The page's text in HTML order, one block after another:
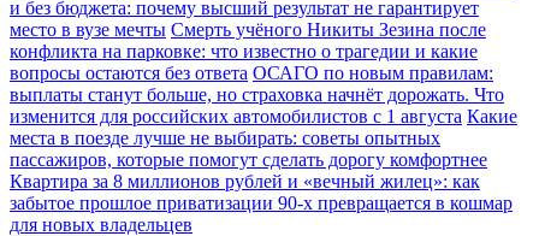
и без бюджета: почему высший результат не гарантирует
место в вузе мечты Смерть учёного Никиты Зезина после
конфликта на парковке: что известно о трагедии и какие
вопросы остаются без ответа ОСАГО по новым правилам:
выплаты станут больше, но страховка начнёт дорожать. Что
изменится для российских автомобилистов с 1 августа Какие
места в поезде лучше не выбирать: советы опытных
пассажиров, которые помогут сделать дорогу комфортнее
Квартира за 8 миллионов рублей и «вечный жилец»: как
забытое прошлое приватизации 90-х превращается в кошмар
для новых владельцев